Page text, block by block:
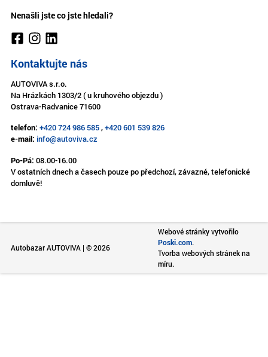
Nenašli jste co jste hledali?
Kontaktujte nás
AUTOVIVA s.r.o.
Na Hrázkách 1303/2 ( u kruhového objezdu )
Ostrava-Radvanice 71600
telefon: +420 724 986 585,+420 601 539 826
e-mail: info@autoviva.cz
Po-Pá: 08.00-16.00
V ostatních dnech a časech pouze po předchozí, závazné, telefonické
domluvě!
Autobazar AUTOVIVA | © 2026
Webové stránky vytvořilo
Poski.com.
Tvorba webových stránek na
míru.